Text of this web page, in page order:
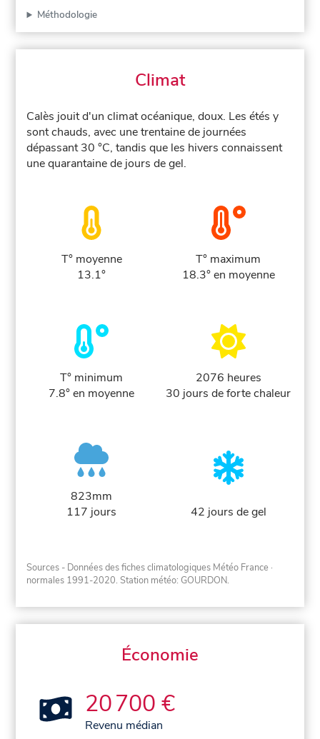
Méthodologie
Climat
Calès jouit d'un climat océanique, doux. Les étés y
sont chauds, avec une trentaine de journées
dépassant 30 °C, tandis que les hivers connaissent
une quarantaine de jours de gel.
T° moyenne
13.1°
T° maximum
18.3° en moyenne
T° minimum
7.8° en moyenne
2076 heures
30 jours de forte chaleur
823mm
117 jours
42 jours de gel
Sources - Données des fiches climatologiques Météo France ·
normales 1991-2020. Station météo: GOURDON.
Économie
20 700 €
Revenu médian